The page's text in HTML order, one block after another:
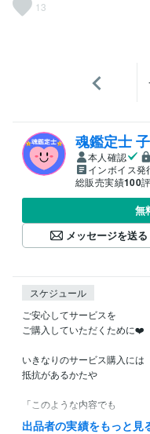
13
魂鑑定士
本人確認
インボイス発
総販売実績100
無
メッセージを送る
スケジュール
ご安心してサービスを
ご購入していただくために❤️
いきなりのサービス購入には
抵抗があるかたや
「このような内容でも
鑑定してもらえるのかなぁ？
出品者の実績をもっと見